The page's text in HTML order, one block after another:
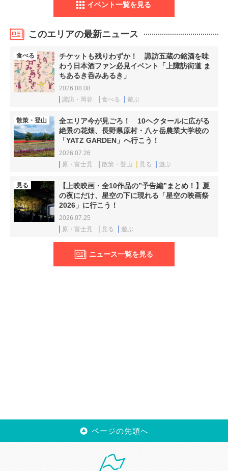
イベント一覧を見る
このエリアの最新ニュース
食べる
チケットも残りわずか！ 諏訪五蔵の銘酒を味
わう日本酒ファン必見イベント「上諏訪街道 ま
ちあるき呑みあるき」
2026.08.08
諏訪・岡谷
食べる 遊ぶ
散策・登山
全エリア今が見ごろ！ 10ヘクタールに広がる
絶景の花畑、長野県原村・八ヶ岳農業大学校の
「YATZ GARDEN」へ行こう！
2026.07.26
原・富士見
散策・登山 見る 遊ぶ
見る
【上映映画・全10作品の”予告編”まとめ！】夏
の夜にだけ、星空の下に現れる「星空の映画祭
2026」に行こう！
2026.07.25
原・富士見
見る 遊ぶ
ニュース一覧を見る
ページの先頭へ